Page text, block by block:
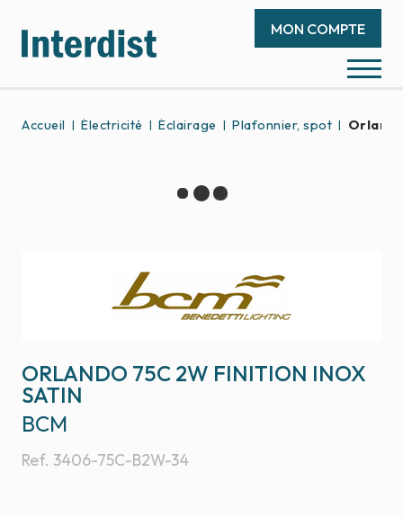
MON COMPTE
Accueil Électricité Éclairage Plafonnier, spot
ORLANDO 75C 2W FINITION INOX
SATIN
Ref. 3406-75C-B2W-34
BCM